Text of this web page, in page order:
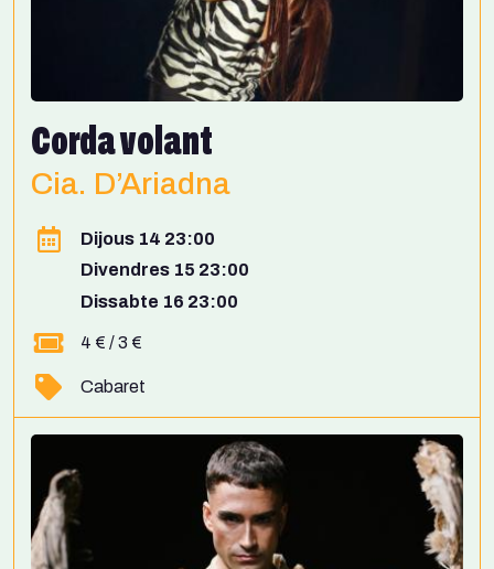
Corda volant
Cia. D’Ariadna
Dijous 14 23:00
Divendres 15 23:00
Dissabte 16 23:00
4 € / 3 €
Cabaret